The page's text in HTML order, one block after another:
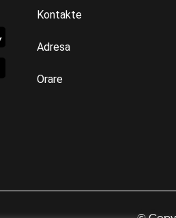
Kontakte
Adresa
Orare